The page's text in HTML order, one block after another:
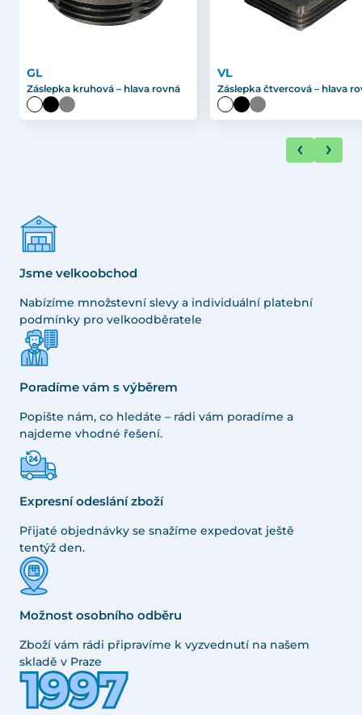
GL
Záslepka kruhová – hlava rovná
VL
Záslepka čtvercová – hlava
Jsme velkoobchod
Nabízíme množstevní slevy a individuální platební
podmínky pro velkoodběratele
Poradíme vám s výběrem
Popište nám, co hledáte – rádi vám poradíme a
najdeme vhodné řešení.
Expresní odeslání zboží
Přijaté objednávky se snažíme expedovat ještě
tentýž den.
Možnost osobního odběru
Zboží vám rádi připravíme k vyzvednutí na našem
skladě v Praze